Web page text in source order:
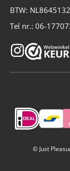
BTW:
Tel nr.: 06-
I
s
a
g
© Just